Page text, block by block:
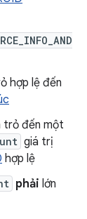
hợp lệ đến
trỏ đến một
giá trị
hợp lệ
phải lớn